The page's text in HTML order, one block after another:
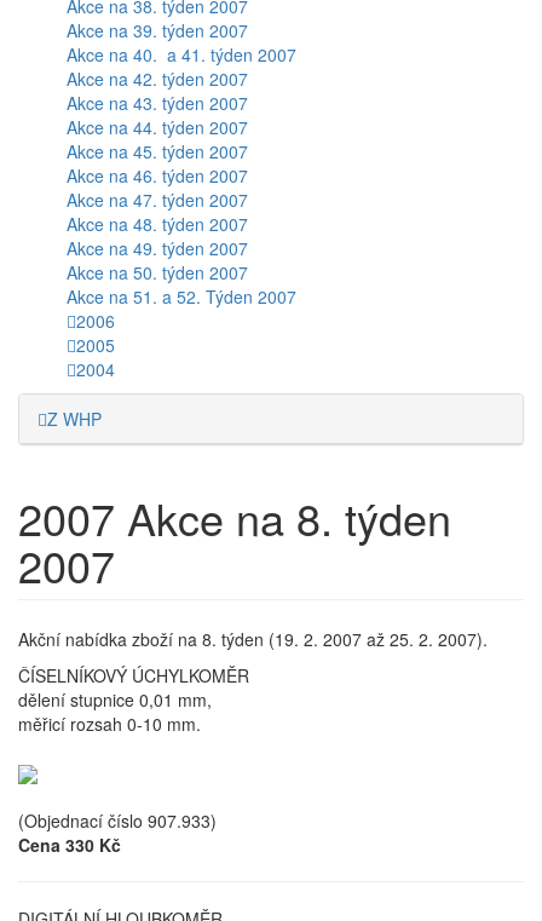
Akce na 38. týden 2007
Akce na 39. týden 2007
Akce na 40. a 41. týden 2007
Akce na 42. týden 2007
Akce na 43. týden 2007
Akce na 44. týden 2007
Akce na 45. týden 2007
Akce na 46. týden 2007
Akce na 47. týden 2007
Akce na 48. týden 2007
Akce na 49. týden 2007
Akce na 50. týden 2007
Akce na 51. a 52. Týden 2007
2006
2005
2004
Z WHP
2007 Akce na 8. týden
2007
Akční nabídka zboží na 8. týden (19. 2. 2007 až 25. 2. 2007).
ČÍSELNÍKOVÝ ÚCHYLKOMĚR
dělení stupnice 0,01 mm,
měřicí rozsah 0-10 mm.
(Objednací číslo 907.933)
Cena 330 Kč